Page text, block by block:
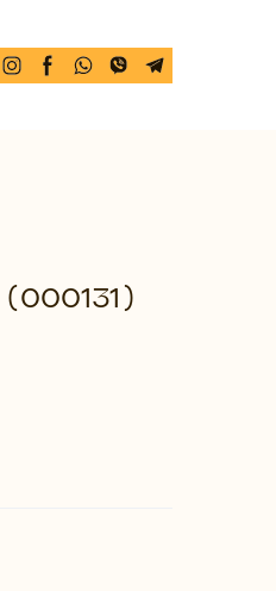
(000131)